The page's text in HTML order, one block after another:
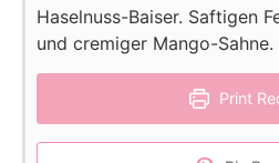
Haselnuss-Baiser. Saftigen
und cremiger Mango-Sahne.
Print